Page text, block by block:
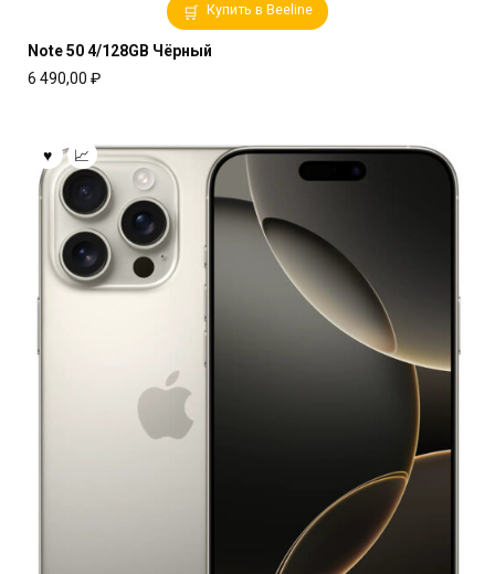
Купить в Beeline
Note 50 4/128GB Чёрный
6 490,00 ₽